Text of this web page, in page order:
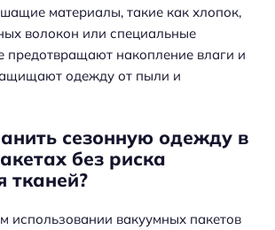
материалы, такие как хлопок,
волокон или специальные
предотвращают накопление влаги и
одежду от пыли и
сезонную одежду в
без риска
тканей?
использовании вакуумных пакетов